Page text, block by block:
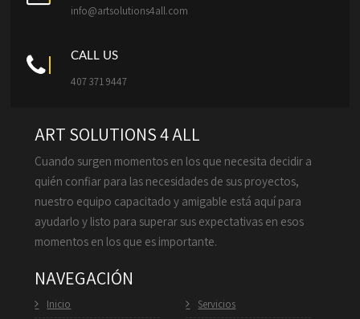
info@artsolutions4all.com
CALL US
407 371 9447
ART SOLUTIONS 4 ALL
Cuando surgen momentos en los que necesita decidir a
quién confiar para las necesidades de sus proyectos,
nuestro equipo capacitado y amigable está aquí para
ayudarlo y listo para superar sus expectativas en esos
momentos en los que es importante.
NAVEGACIÓN
Inicio
Servicios